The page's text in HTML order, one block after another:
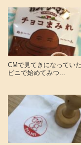
CMで見てきになってい
ビニで始めてみつ...